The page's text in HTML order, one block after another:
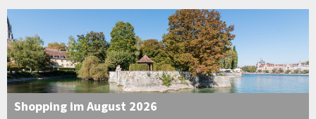
Shopping im August 2026